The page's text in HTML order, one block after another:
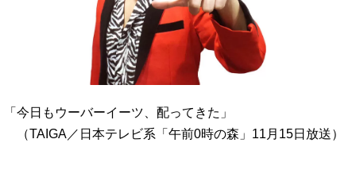
「今日もウーバーイーツ、配ってきた」
（TAIGA／日本テレビ系「午前0時の森」11月15日放送）